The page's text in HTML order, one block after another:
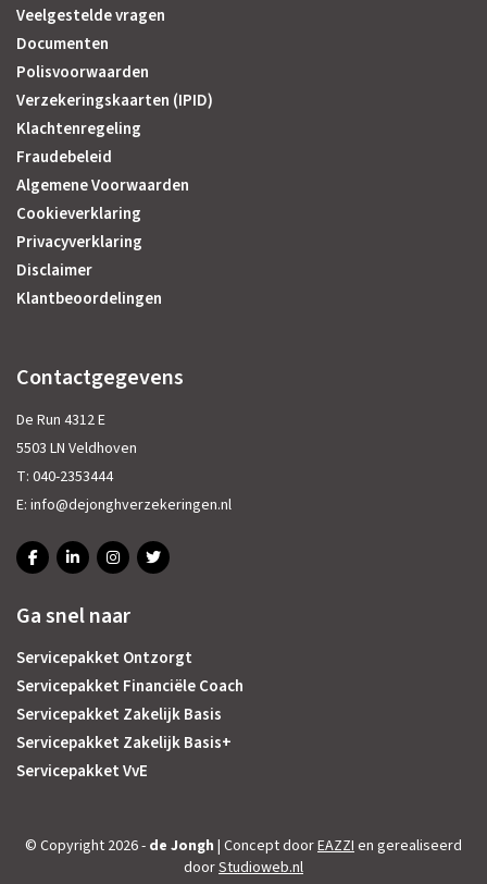
Veelgestelde vragen
Documenten
Polisvoorwaarden
Verzekeringskaarten (IPID)
Klachtenregeling
Fraudebeleid
Algemene Voorwaarden
Cookieverklaring
Privacyverklaring
Disclaimer
Klantbeoordelingen
Contactgegevens
De Run 4312 E
5503 LN Veldhoven
T: 040-2353444
E: info@dejonghverzekeringen.nl
Ga snel naar
Servicepakket Ontzorgt
Servicepakket Financiële Coach
Servicepakket Zakelijk Basis
Servicepakket Zakelijk Basis+
Servicepakket VvE
© Copyright 2026 - de Jongh | Concept doorEAZZIen gerealiseerd
doorStudioweb.nl